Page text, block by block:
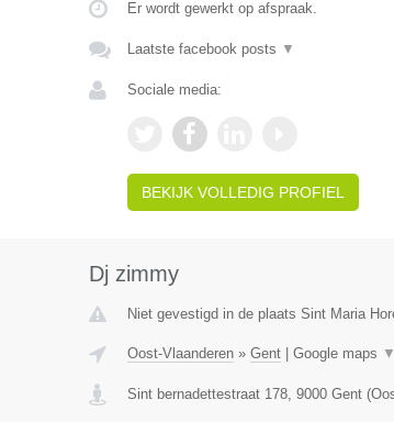
Er wordt gewerkt op afspraak.
Laatste facebook posts ▼
Sociale media:
BEKIJK VOLLEDIG PROFIEL
Dj zimmy
Niet gevestigd in de plaats Sint Maria
Oost-Vlaanderen» Gent| Google maps ▼
Sint bernadettestraat 178, 9000 Gent(